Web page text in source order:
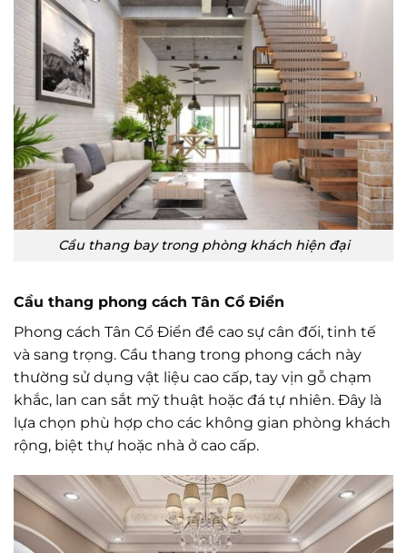
Cầu thang bay trong phòng khách hiện đại
Cầu thang phong cách Tân Cổ Điển
Phong cách Tân Cổ Điển đề cao sự cân đối, tinh tế
và sang trọng. Cầu thang trong phong cách này
thường sử dụng vật liệu cao cấp, tay vịn gỗ chạm
khắc, lan can sắt mỹ thuật hoặc đá tự nhiên. Đây là
lựa chọn phù hợp cho các không gian phòng khách
rộng, biệt thự hoặc nhà ở cao cấp.